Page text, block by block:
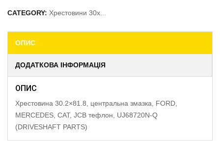
CATEGORY: Хрестовини 30x...
ОПИС
ДОДАТКОВА ІНФОРМАЦІЯ
ОПИС
Хрестовина 30.2×81.8, центральна змазка, FORD,
MERCEDES, CAT, JCB тефлон, UJ68720N-Q
(DRIVESHAFT PARTS)